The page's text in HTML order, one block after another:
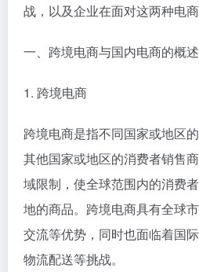
战，以及企业在面对这两种电
一、跨境电商与国内电商的概述
1. 跨境电商
跨境电商是指不同国家或地区
其他国家或地区的消费者销售
域限制，使全球范围内的消费
地的商品。跨境电商具有全球
交流等优势，同时也面临着国
物流配送等挑战。